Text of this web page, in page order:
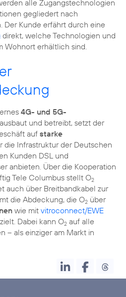
alle Zugangstechnologien
gegliedert nach
Der Kunde erfährt durch eine
direkt, welche Technologien und
Wohnort erhältlich sind.
4G- und 5G-
und betreibt, setzt der
auf starke
die Infrastruktur der Deutschen
Kunden DSL und
anbieten. Über die Kooperation
Tele Columbus stellt O2
auch über Breitbandkabel zur
die Abdeckung, die O2 über
wie mit vitroconnect/EWE
Dabei kann O2 auf alle
– als einziger am Markt in